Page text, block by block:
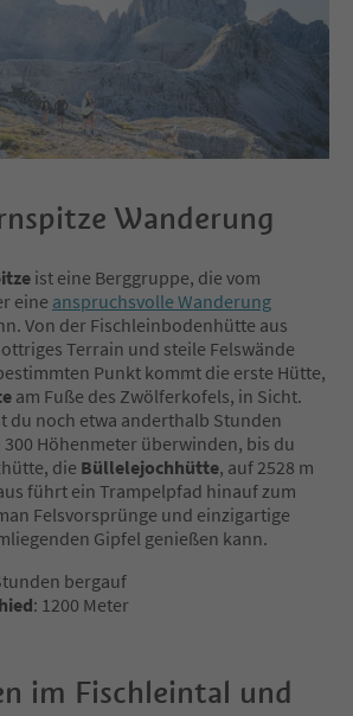
Wanderung
ist eine Berggruppe, die vom
eine anspruchsvolle Wanderung
Von der Fischleinbodenhütte aus
Terrain und steile Felswände
Punkt kommt die erste Hütte,
am Fuße des Zwölferkofels, in Sicht.
du noch etwa anderthalb Stunden
Höhenmeter überwinden, bis du
die Büllelejochhütte, auf 2528 m
führt ein Trampelpfad hinauf zum
Felsvorsprünge und einzigartige
Gipfel genießen kann.
bergauf
: 1200 Meter
im Fischleintal und